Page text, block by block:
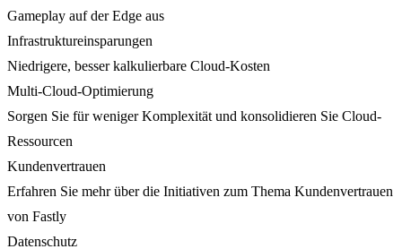
Gameplay auf der Edge aus
Infrastruktureinsparungen
Niedrigere, besser kalkulierbare Cloud-Kosten
Multi-Cloud-Optimierung
Sorgen Sie für weniger Komplexität und konsolidieren Sie Cloud-
Ressourcen
Kundenvertrauen
Erfahren Sie mehr über die Initiativen zum Thema Kundenvertrauen
von Fastly
Datenschutz